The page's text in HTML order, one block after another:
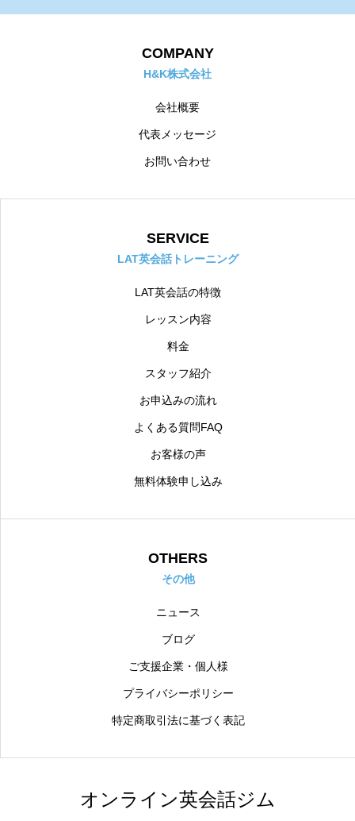
COMPANY
H&K株式会社
会社概要
代表メッセージ
お問い合わせ
SERVICE
LAT英会話トレーニング
LAT英会話の特徴
レッスン内容
料金
スタッフ紹介
お申込みの流れ
よくある質問FAQ
お客様の声
無料体験申し込み
OTHERS
その他
ニュース
ブログ
ご支援企業・個人様
プライバシーポリシー
特定商取引法に基づく表記
オンライン英会話ジム